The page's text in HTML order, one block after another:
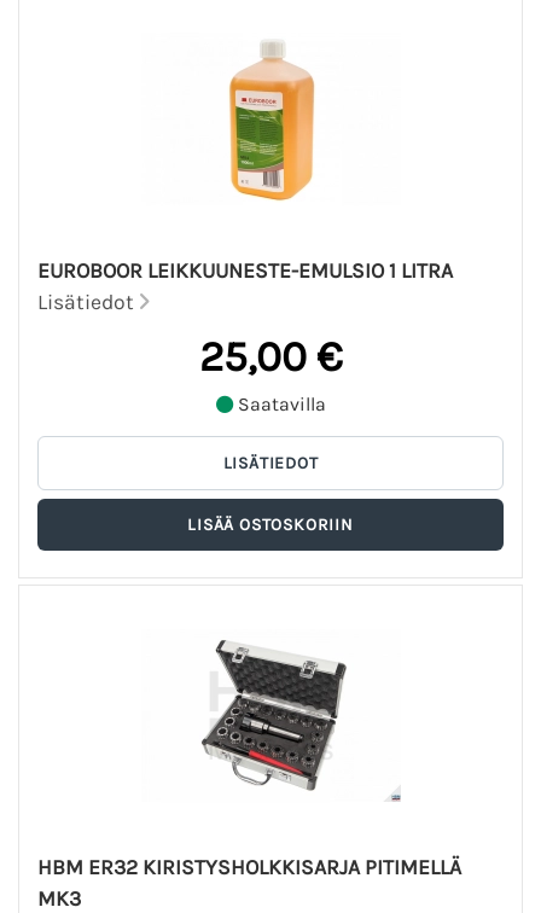
EUROBOOR LEIKKUUNESTE-EMULSIO 1 LITRA
Lisätiedot
25,00 €
Saatavilla
HBM ER32 KIRISTYSHOLKKISARJA PITIMELLÄ
MK3